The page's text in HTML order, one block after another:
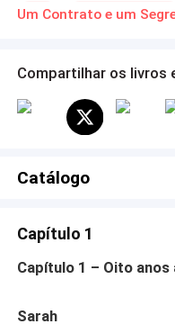
casamento por
proteção sufocante e
Samuel vai jogar sujo e
para prender Sarah
matrimônio cheio de
CEO Contemporâneo
Compartilhar os livros
Catálogo
Capítulo 1
Capítulo 1 – Oito
Sarah